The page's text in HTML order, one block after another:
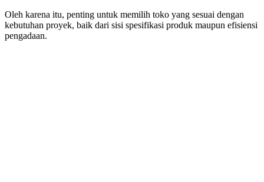
Oleh karena itu, penting untuk memilih toko yang sesuai dengan
kebutuhan proyek, baik dari sisi spesifikasi produk maupun efisiensi
pengadaan.